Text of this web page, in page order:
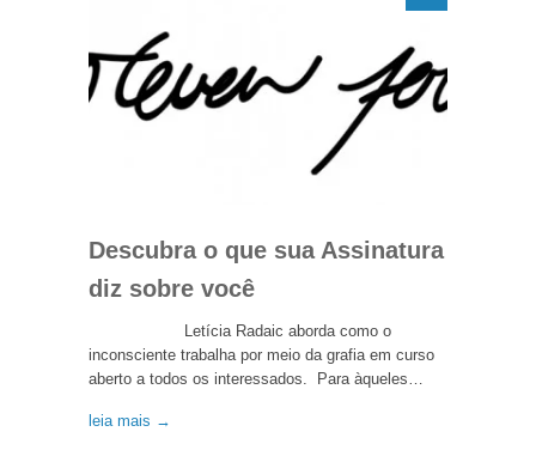
Descubra o que sua Assinatura
diz sobre você
Letícia Radaic aborda como o
inconsciente trabalha por meio da grafia em curso
aberto a todos os interessados. Para àqueles…
leia mais →